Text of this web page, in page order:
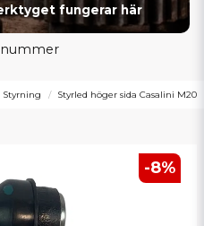
fungerar här
Styrning Styrled höger sida Casalini M20
-8%